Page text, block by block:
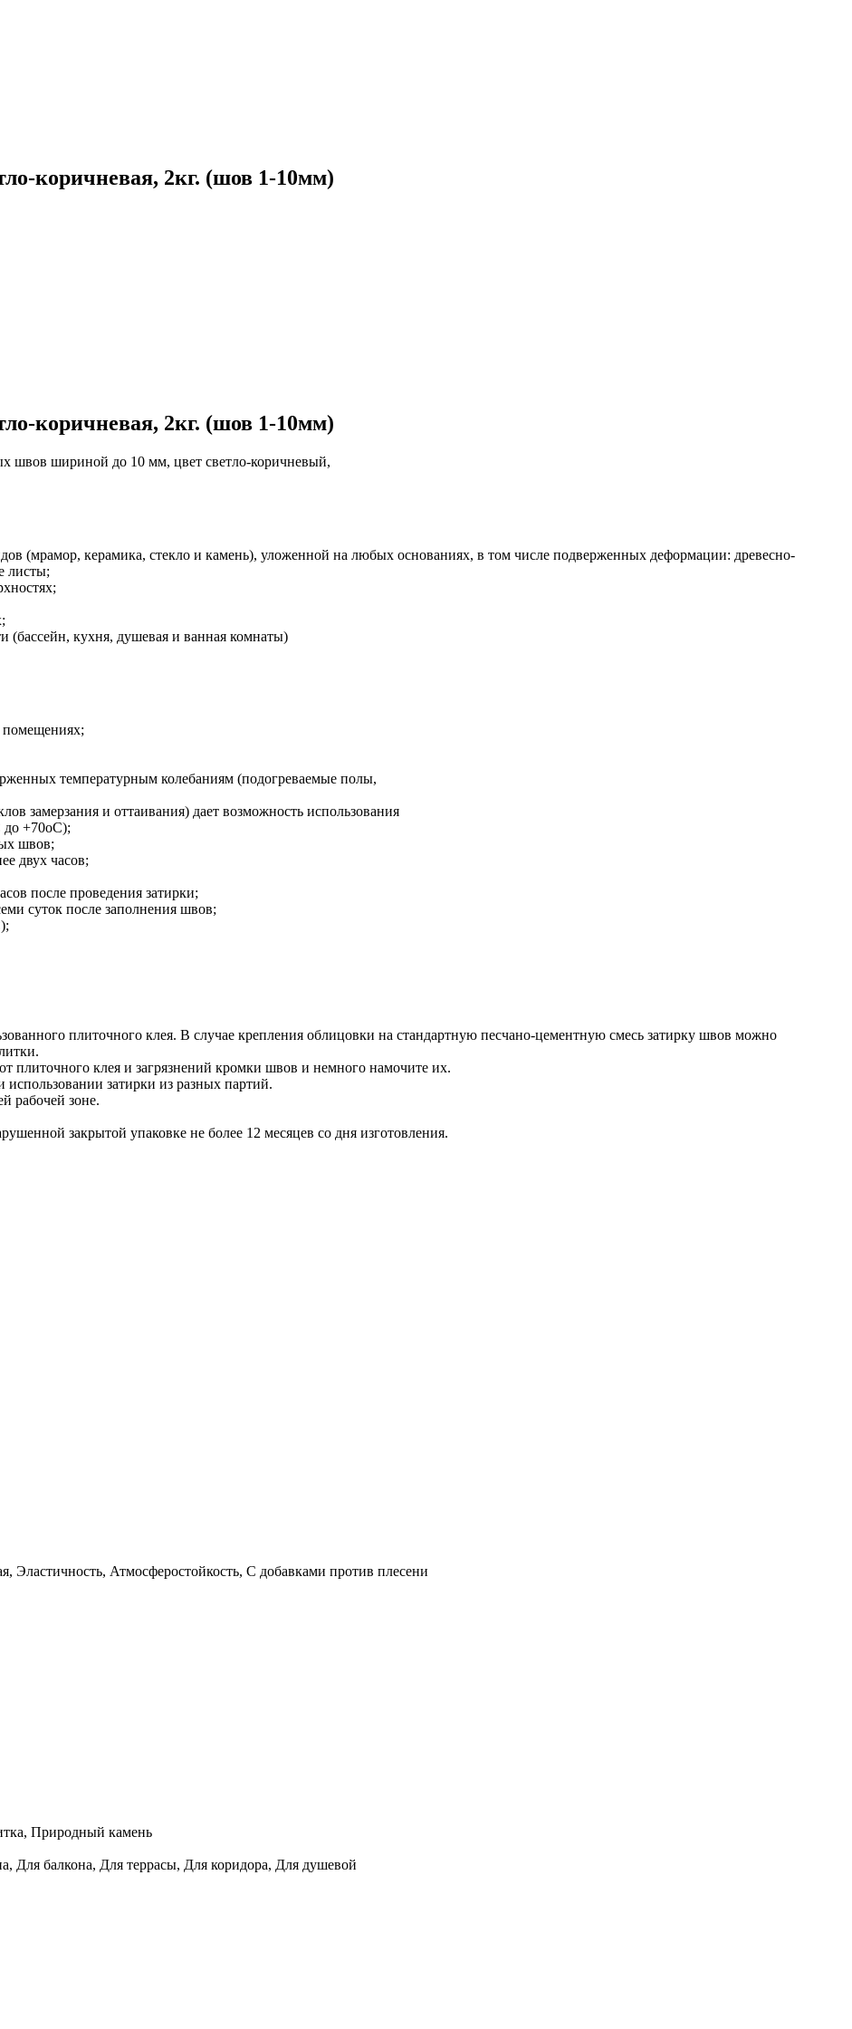
коричневая, 2кг. (шов 1-10мм)
коричневая, 2кг. (шов 1-10мм)
швов шириной до 10 мм, цвет светло-коричневый,
(мрамор, керамика, стекло и камень), уложенной на любых основаниях, в том числе подверженных деформации: древесно-
листы;
кухня, душевая и ванная комнаты)
помещениях;
температурным колебаниям (подогреваемые полы,
замерзания и оттаивания) дает возможность использования
до +70oC);
швов;
двух часов;
после проведения затирки;
суток после заполнения швов;
плиточного клея. В случае крепления облицовки на стандартную песчано-цементную смесь затирку швов можно
плиточного клея и загрязнений кромки швов и немного намочите их.
затирки из разных партий.
рабочей зоне.
закрытой упаковке не более 12 месяцев со дня изготовления.
Эластичность, Атмосферостойкость, C добавками против плесени
Природный камень
Для балкона, Для террасы, Для коридора, Для душевой